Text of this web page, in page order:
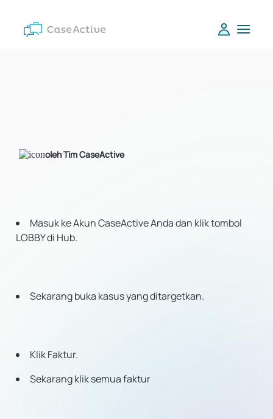
oleh Tim CaseActive
Masuk ke Akun CaseActive Anda dan klik tombol
LOBBY di Hub.
Sekarang buka kasus yang ditargetkan.
Klik Faktur.
Sekarang klik semua faktur